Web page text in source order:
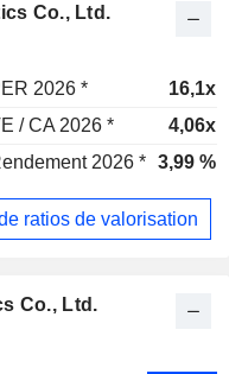
Co., Ltd.
2026 *
16,1x
/ CA 2026 *
4,06x
2026 * 3,99 %
ratios de valorisation
Co., Ltd.